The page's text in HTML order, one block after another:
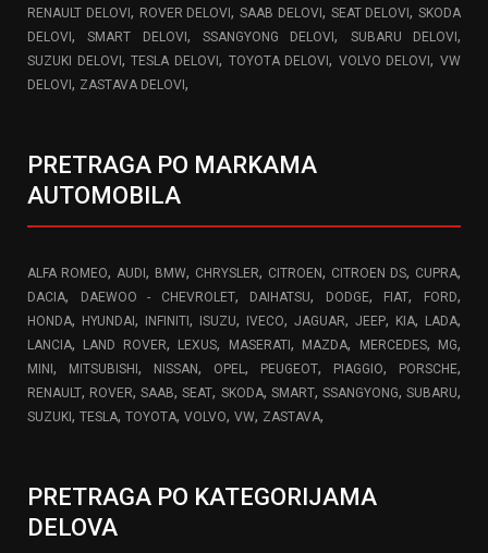
RENAULT DELOVI , ROVER DELOVI, SAAB DELOVI , SEAT DELOVI, SKODA
DELOVI ,SMART DELOVI ,SSANGYONG DELOVI, SUBARU DELOVI,
SUZUKI DELOVI ,TESLA DELOVI , TOYOTA DELOVI, VOLVO DELOVI, VW
DELOVI , ZASTAVA DELOVI ,
PRETRAGA PO MARKAMA
AUTOMOBILA
ALFA ROMEO, AUDI , BMW, CHRYSLER, CITROEN, CITROEN DS, CUPRA,
DACIA, DAEWOO - CHEVROLET, DAIHATSU, DODGE, FIAT, FORD,
HONDA, HYUNDAI , INFINITI , ISUZU, IVECO, JAGUAR, JEEP, KIA, LADA,
LANCIA, LAND ROVER, LEXUS, MASERATI , MAZDA, MERCEDES, MG,
MINI , MITSUBISHI , NISSAN, OPEL, PEUGEOT, PIAGGIO, PORSCHE,
RENAULT, ROVER,SAAB,SEAT, SKODA, SMART, SSANGYONG,SUBARU,
SUZUKI , TESLA, TOYOTA, VOLVO, VW, ZASTAVA,
PRETRAGA PO KATEGORIJAMA
DELOVA